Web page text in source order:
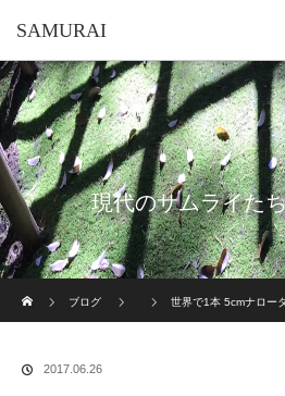
SAMURAI
現代のサムライた
ブログ
世界で1本 5cmナロー
2017.06.26